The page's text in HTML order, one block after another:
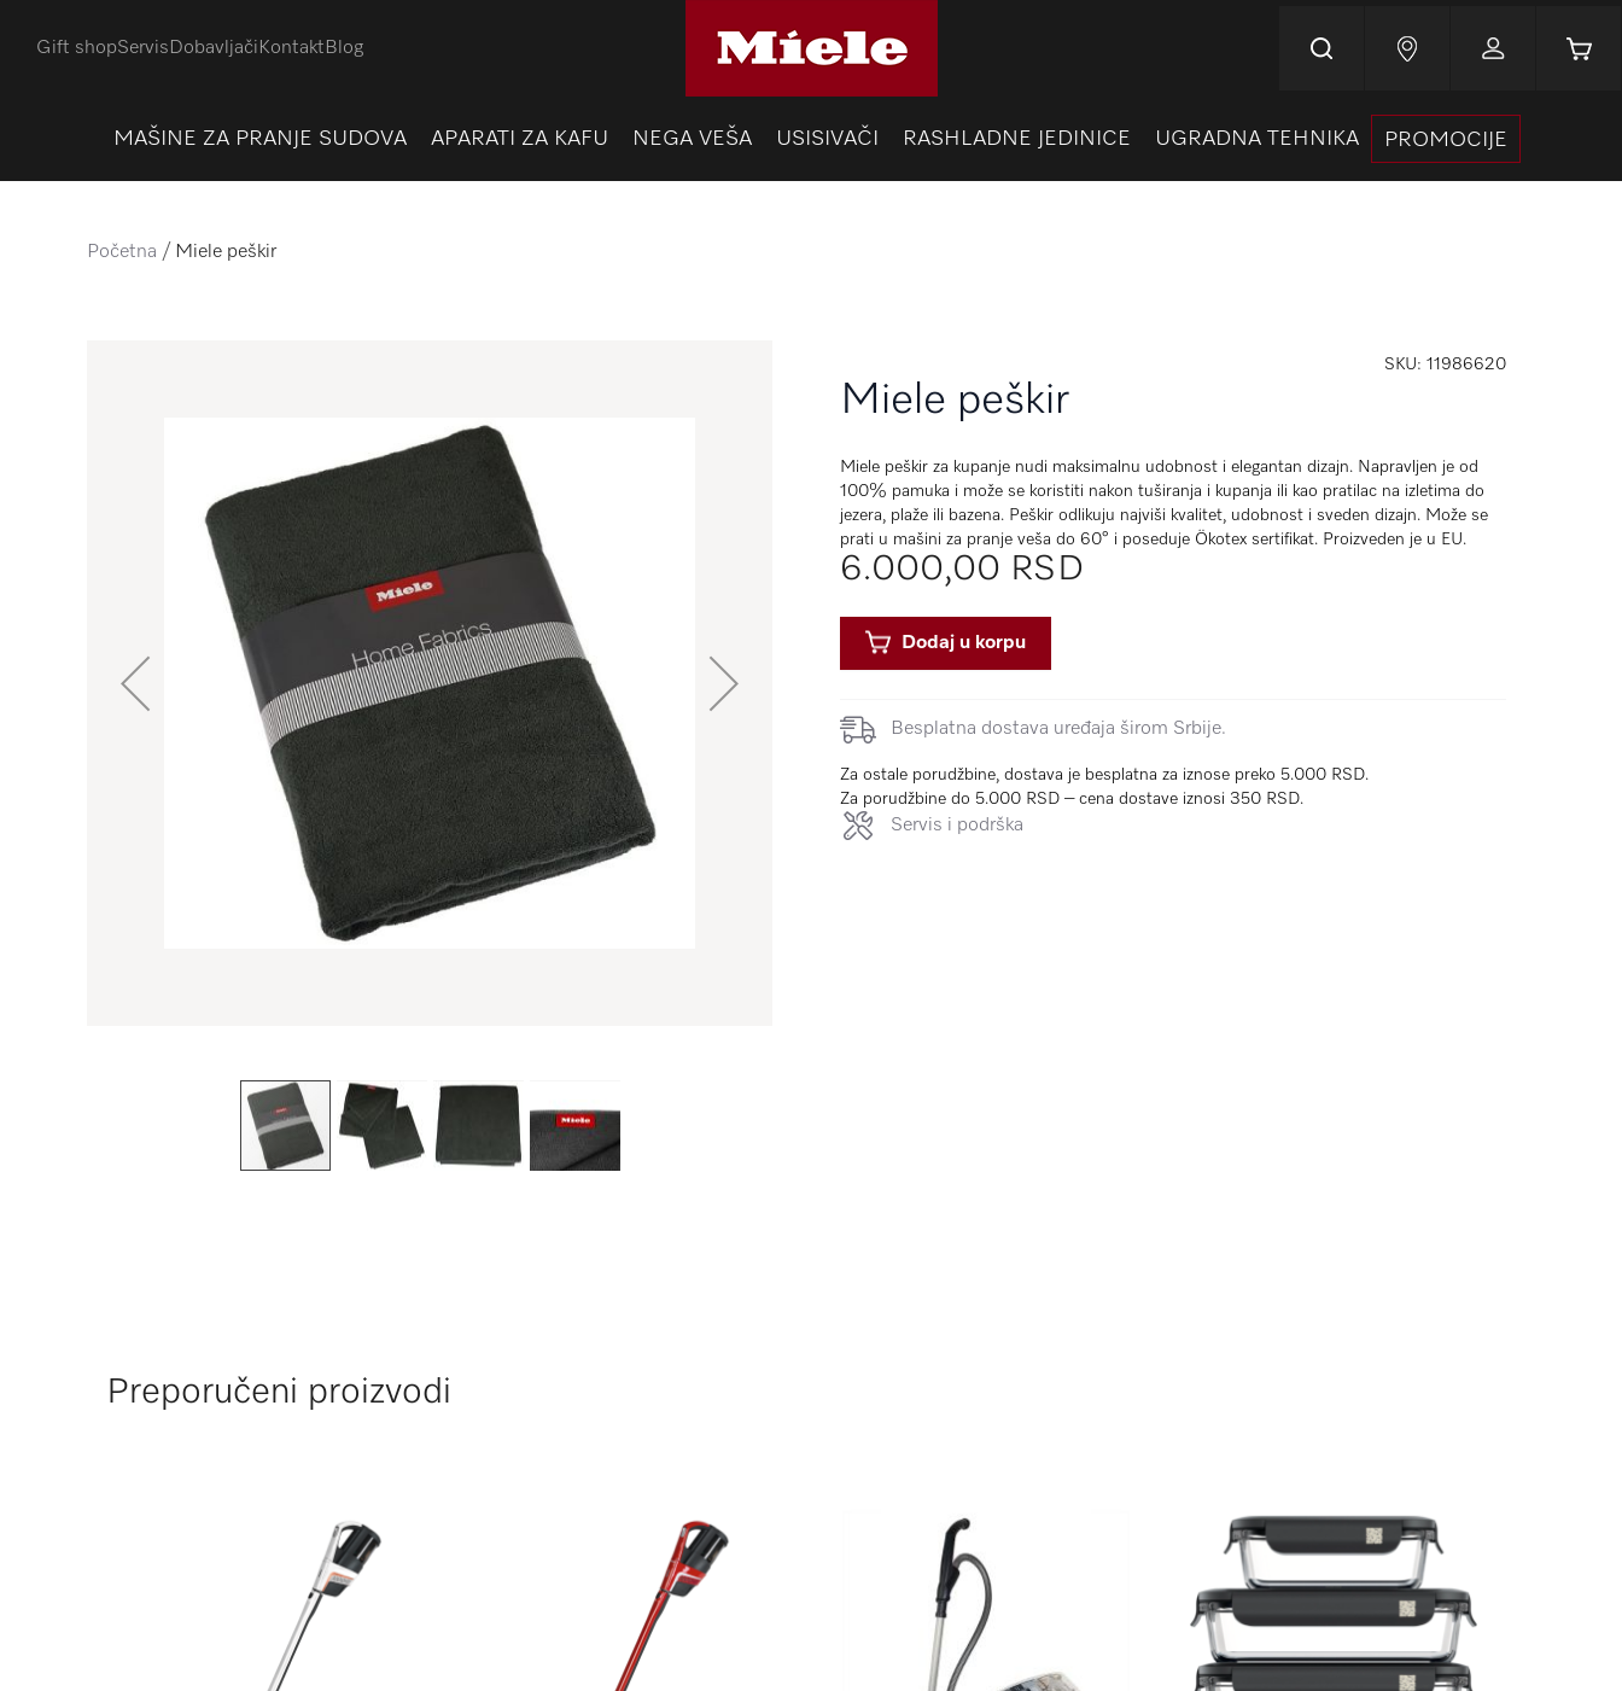
Gift shopServis Dobavljači Kontakt Blog
MAŠINE ZA PRANJE SUDOVA APARATI ZA KAFU NEGA VEŠA USISIVAČI RASHLADNE JEDINICE UGRADNA TEHNIKA PROMOCIJE
Početna Miele peškir
SKU 11986620
Miele peškir
Miele peškir za kupanje nudi maksimalnu udobnost i elegantan dizajn. Napravljen je od
100% pamuka i može se koristiti nakon tuširanja i kupanja ili kao pratilac na izletima do
jezera, plaže ili bazena. Peškir odlikuju najviši kvalitet, udobnost i sveden dizajn. Može se
prati u mašini za pranje veša do 60° i poseduje Ökotex sertifikat. Proizveden je u EU.
6.000,00 RSD
Dodaj u korpu
Besplatna dostava uređaja širom Srbije.
Za ostale porudžbine, dostava je besplatna za iznose preko 5.000 RSD.
Za porudžbine do 5.000 RSD – cena dostave iznosi 350 RSD.
Servis i podrška
Preporučeni proizvodi